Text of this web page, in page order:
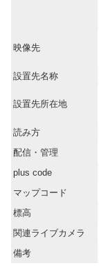
映像先
設置先名称
設置先所在地
読み方
配信・管理
plus code
マップコード
標高
関連ライブカメラ
備考